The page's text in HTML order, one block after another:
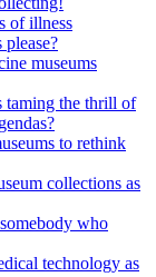
of illness
museums
taming the thrill of
to rethink
collections as
who
technology as